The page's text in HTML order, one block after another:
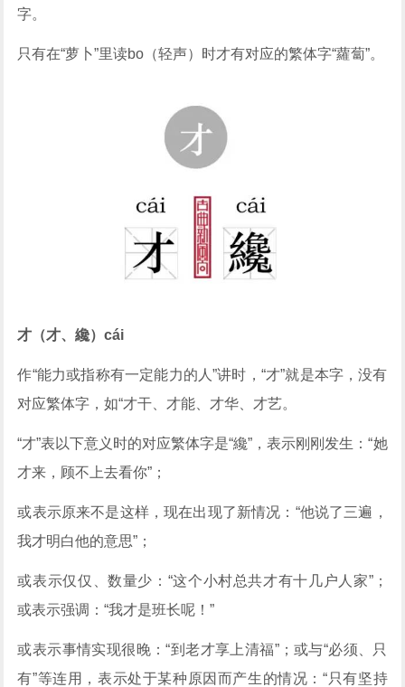
字。
只有在“萝卜”里读bo（轻声）时才有对应的繁体字“蘿蔔”。
才（才、纔）cái
作“能力或指称有一定能力的人”讲时，“才”就是本字，没有
对应繁体字，如“才干、才能、才华、才艺。
“才”表以下意义时的对应繁体字是“纔”，表示刚刚发生：“她
才来，顾不上去看你”；
或表示原来不是这样，现在出现了新情况：“他说了三遍，
我才明白他的意思”；
或表示仅仅、数量少：“这个小村总共才有十几户人家”；
或表示强调：“我才是班长呢！”
或表示事情实现很晚：“到老才享上清福”；或与“必须、只
有”等连用，表示处于某种原因而产生的情况：“只有坚持